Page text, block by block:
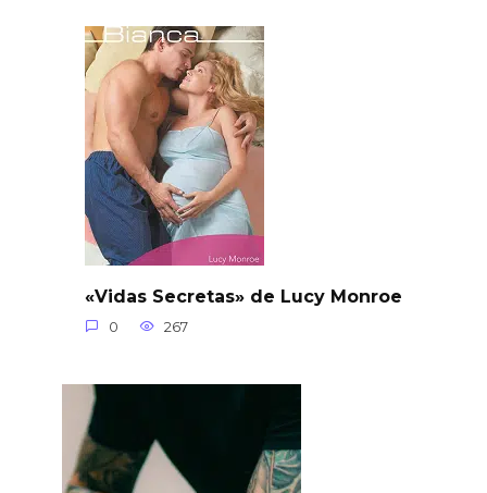
«Vidas Secretas» de Lucy Monroe
0 267